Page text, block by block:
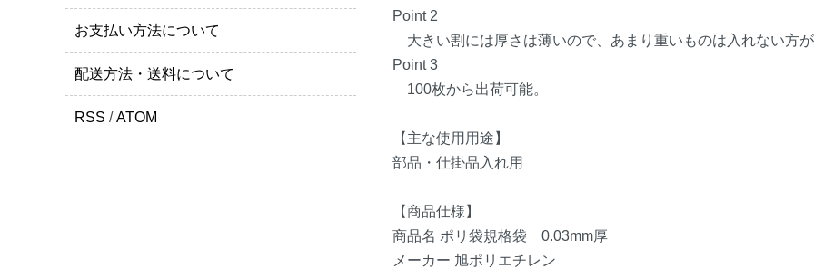
Point 2
大きい割には厚さは薄いので、あまり重いものは入れない方
Point 3
100枚から出荷可能。
【主な使用用途】
部品・仕掛品入れ用
【商品仕様】
商品名 ポリ袋規格袋 0.03mm厚
メーカー 旭ポリエチレン
お支払い方法について
配送方法・送料について
RSS / ATOM